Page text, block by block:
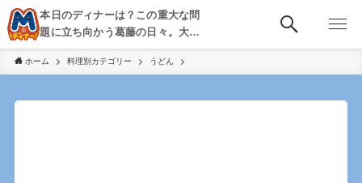
本日のディナーは？この重大な問
題に立ち向かう葛藤の日々。大
阪・京都・神戸を中心とした食べ
歩き、飲み歩きを綴る。
ホーム 料理別カテゴリー うどん